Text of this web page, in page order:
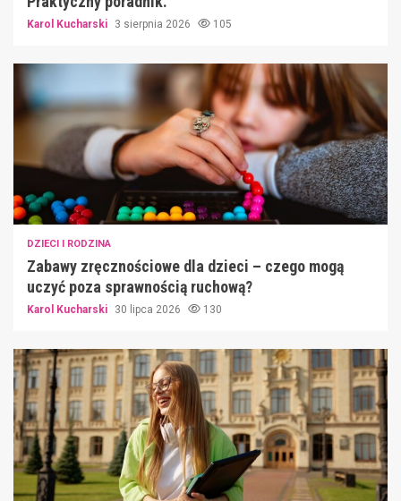
Karol Kucharski 3 sierpnia 2026 105
DZIECI I RODZINA
Zabawy zręcznościowe dla dzieci – czego mogą
uczyć poza sprawnością ruchową?
Karol Kucharski 30 lipca 2026 130